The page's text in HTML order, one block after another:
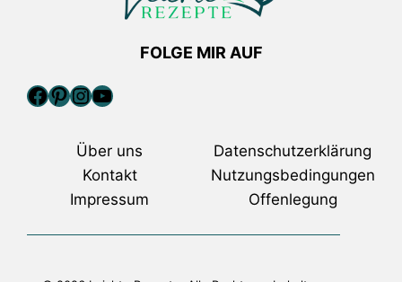
FOLGE MIR AUF
Facebook
Pinterest
Instagram
YouTube
Über uns
Kontakt
Impressum
Datenschutzerklärung
Nutzungsbedingungen
Offenlegung